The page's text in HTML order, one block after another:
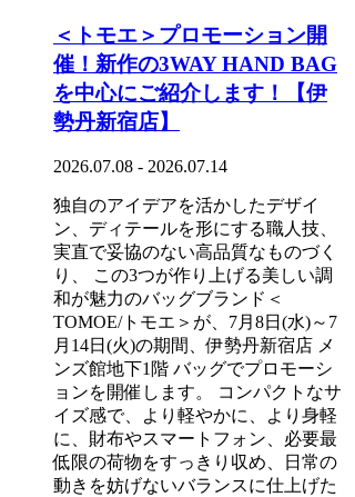
＜トモエ＞プロモーション開
催！新作の3WAY HAND BAG
を中心にご紹介します！【伊
勢丹新宿店】
2026.07.08 - 2026.07.14
独自のアイデアを活かしたデザイ
ン、ディテールを形にする職人技、
実直で妥協のない高品質なものづく
り、 この3つが作り上げる美しい調
和が魅力のバッグブランド＜
TOMOE/トモエ＞が、7月8日(水)～7
月14日(火)の期間、伊勢丹新宿店 メ
ンズ館地下1階 バッグでプロモーシ
ョンを開催します。 コンパクトなサ
イズ感で、より軽やかに、より身軽
に、財布やスマートフォン、必要最
低限の荷物をすっきり収め、日常の
動きを妨げないバランスに仕上げた